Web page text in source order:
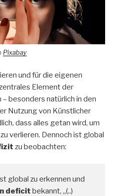
Pixabay
und für die eigenen
Element der
besonders natürlich in den
Nutzung von Künstlicher
dass alles getan wird, um
verlieren. Dennoch ist global
zu beobachten:
global zu erkennen und
deficit bekannt, „(..)